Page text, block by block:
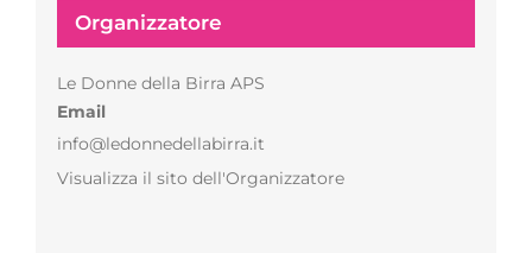
Organizzatore
Le Donne della Birra APS
Email
info@ledonnedellabirra.it
Visualizza il sito dell'Organizzatore